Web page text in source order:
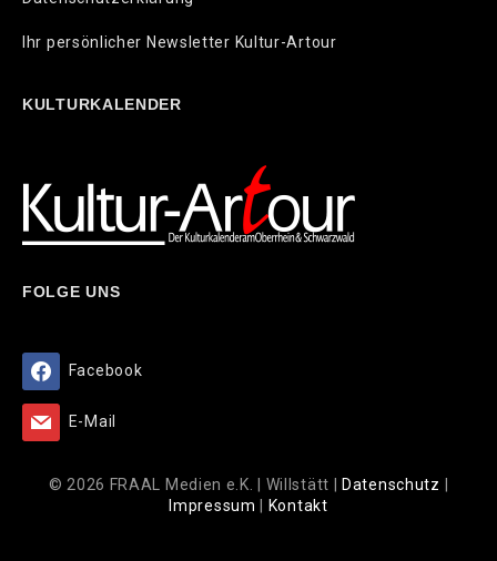
Ihr persönlicher Newsletter Kultur-Artour
KULTURKALENDER
FOLGE UNS
Facebook
E-Mail
© 2026 FRAAL Medien e.K. | Willstätt | Datenschutz
Impressum
Kontakt